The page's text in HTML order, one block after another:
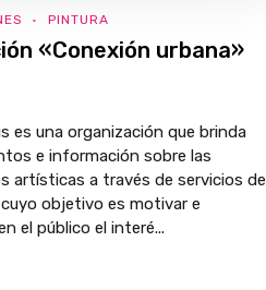
PINTURA
«Conexión urbana»
es una organización que brinda
e información sobre las
artísticas a través de servicios de
objetivo es motivar e
el público el interé...